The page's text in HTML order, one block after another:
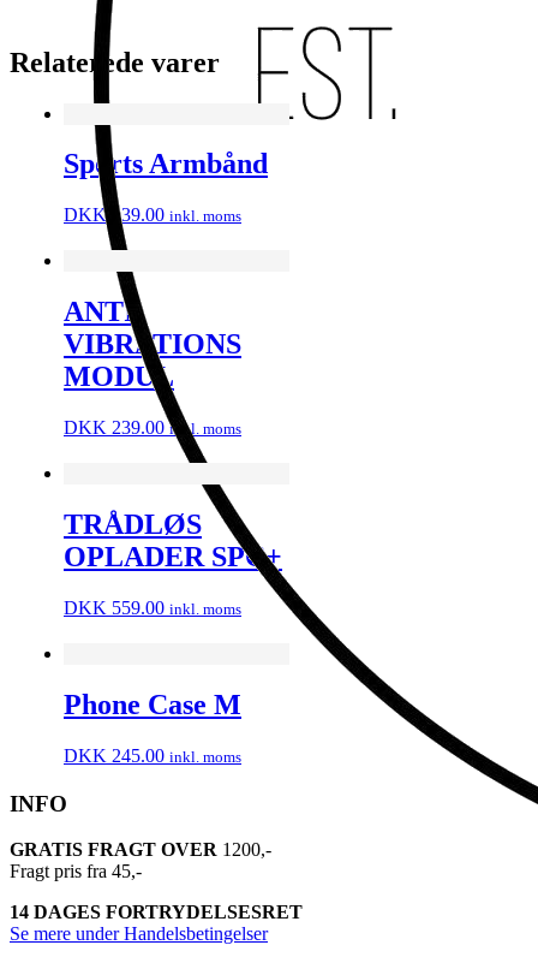
Relaterede varer
Sports Armbånd
DKK 239.00 inkl. moms
ANTI
VIBRATIONS
MODUL
DKK 239.00 inkl. moms
TRÅDLØS
OPLADER SPC+
DKK 559.00 inkl. moms
Phone Case M
DKK 245.00 inkl. moms
INFO
GRATIS FRAGT OVER 1200,-
Fragt pris fra 45,-
14 DAGES FORTRYDELSESRET
Se mere under Handelsbetingelser